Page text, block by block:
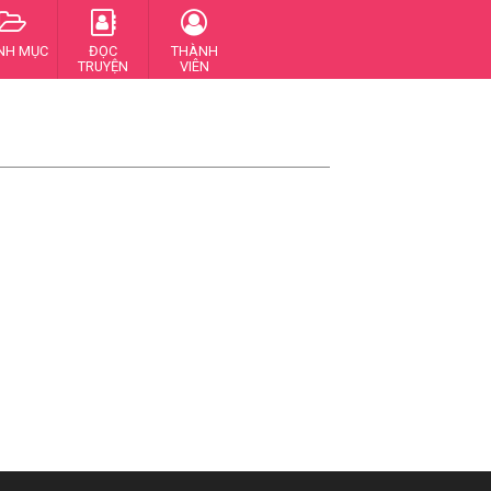
MỤC
ĐỌC
TRUYỆN
THÀNH
VIÊN